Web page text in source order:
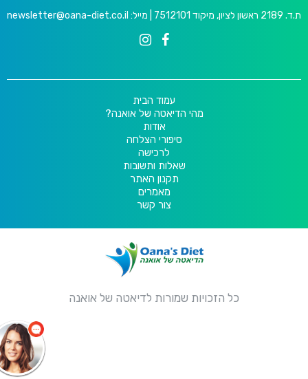
ת.ד. 2189 ראשון לציון, מיקוד 7512101 | מייל: newsletter@oana-diet.co.il
עמוד הבית
מהי הדיאטה של אואנה?
אודות
סיפורי הצלחה
לרכישה
שאלות ותשובות
תקנון האתר
מאמרים
צור קשר
כל הזכויות שמורות לדיאטה של אואנה